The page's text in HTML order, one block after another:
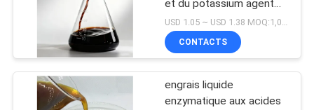
et du potassium agent
solubilisant avec
chélates d'acides aminés
pour des systèmes
USD 1.05 ~ USD 1.38 MOQ:1,000 LITRE
CONTACTS
engrais liquide
enzymatique aux acides